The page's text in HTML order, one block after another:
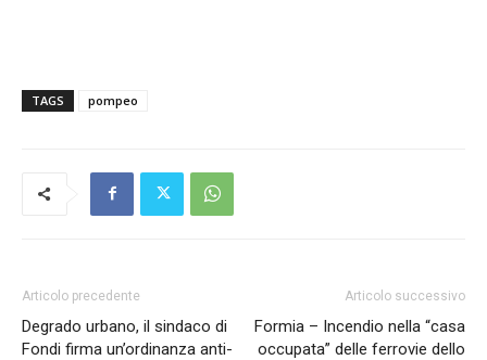
TAGS pompeo
Articolo precedente
Degrado urbano, il sindaco di
Fondi firma un’ordinanza anti-
Articolo successivo
Formia – Incendio nella “casa
occupata” delle ferrovie dello